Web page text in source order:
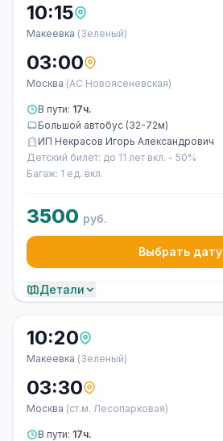
10:15
Макеевка (Зеленый)
03:00
Москва (АС Новоясеневская)
В пути: 17ч.
Большой автобус (32-72м)
ИП Некрасов Игорь Александрович
Детский билет: до 11 лет вкл. - 50%
Багаж: 1 ед. вкл.
3500 руб.
Выбрать дату
Детали
10:20
Макеевка (Зеленый)
03:30
Москва (ст.м. Лесопарковая)
В пути: 17ч.